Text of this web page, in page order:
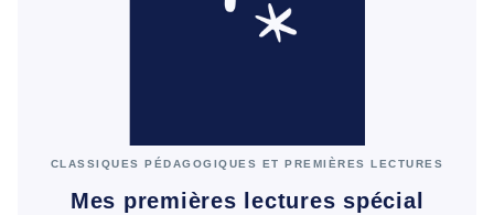
CLASSIQUES PÉDAGOGIQUES ET PREMIÈRES LECTURES
Mes premières lectures spécial